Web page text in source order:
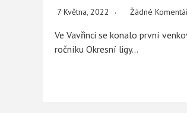
7 Května, 2022 Žádné
Ve Vavřinci se konalo první
ročníku Okresní ligy…